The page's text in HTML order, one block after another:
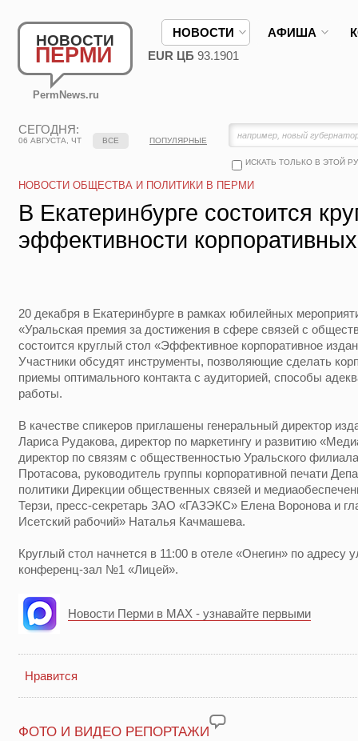
НОВОСТИ
ПЕРМИ
PermNews.ru
НОВОСТИ АФИША
EUR ЦБ 93.1901
СЕГОДНЯ:
06 АВГУСТА, ЧТ
ИСКАТЬ ТОЛЬКО В ЭТОЙ
ВСЕ ПОПУЛЯРНЫЕ
НОВОСТИ ОБЩЕСТВА И ПОЛИТИКИ В ПЕРМИ
В Екатеринбурге состоится
эффективности
20 декабря в Екатеринбурге в рамках юбилейных
«Уральская премия за достижения в сфере связей с
состоится круглый стол «Эффективное корпоративное
Участники обсудят инструменты, позволяющие сделать
приемы оптимального контакта с аудиторией, способы
работы.
В качестве спикеров приглашены генеральный директор
Лариса Рудакова, директор по маркетингу и развитию
директор по связям с общественностью Уральского
Протасова, руководитель группы корпоративной печати
политики Дирекции общественных связей и
Терзи, пресс-секретарь ЗАО «ГАЗЭКС» Елена Воронова и
Исетский рабочий» Наталья Качмашева.
Круглый стол начнется в 11:00 в отеле «Онегин» по адресу
конференц-зал №1 «Лицей».
Новости Перми в MAX - узнавайте первыми
Нравится
ФОТО И ВИДЕО РЕПОРТАЖИ